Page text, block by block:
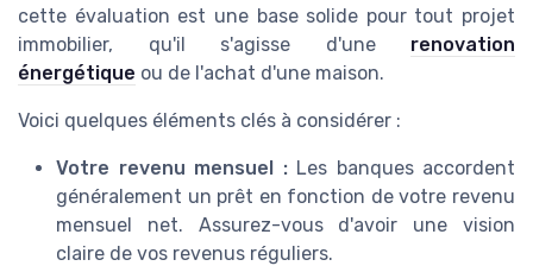
cette évaluation est une base solide pour tout projet
immobilier, qu'il s'agisse d'une renovation
énergétique ou de l'achat d'une maison.
Voici quelques éléments clés à considérer :
Votre revenu mensuel :Les banques accordent
généralement un prêt en fonction de votre revenu
mensuel net. Assurez-vous d'avoir une vision
claire de vos revenus réguliers.